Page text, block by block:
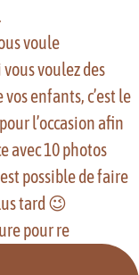
voule
pour re